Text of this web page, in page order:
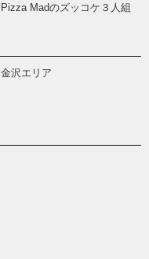
Pizza Madのズッコケ３人組
金沢エリア